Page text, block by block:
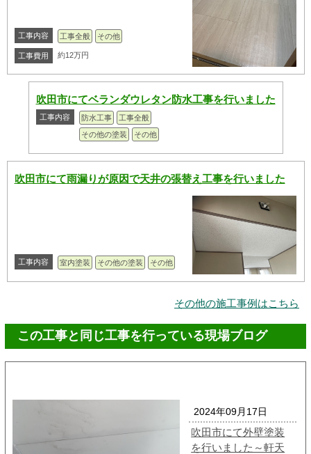
工事内容 工事全般 その他
工事費用 約12万円
吹田市にてベランダウレタン防水工事を行いました
工事内容 防水工事
工事全般
その他の塗装
その他
吹田市にて雨漏りが原因で天井の張替え工事を行いました
工事内容 室内塗装 その他の塗装 その他
その他の施工事例はこちら
この工事と同じ工事を行っている現場ブログ
2024年09月17日
吹田市にて外壁塗装
を行いました～軒天